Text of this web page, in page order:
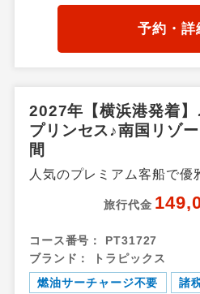
予約・詳
2027年【横浜港発着】
プリンセス♪南国リゾ
間
人気のプレミアム客船で優
旅行代金
コース番号：
PT31727
ブランド：
トラピックス
燃油サーチャージ不要
諸